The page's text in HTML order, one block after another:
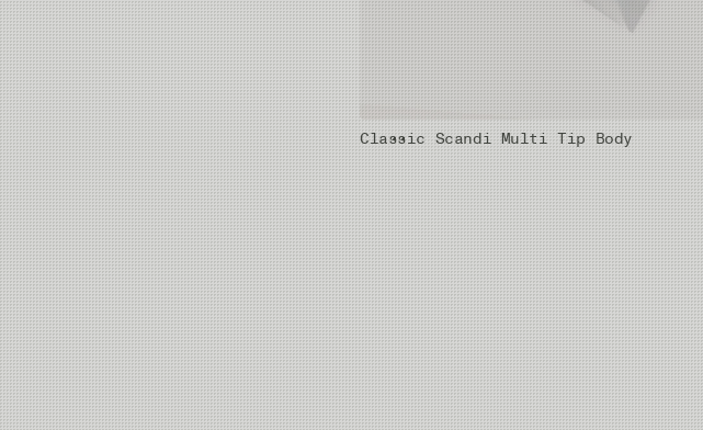
Classic Scandi Multi Tip Body